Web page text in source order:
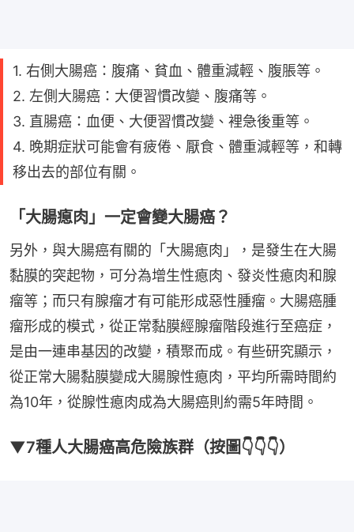
1. 右側大腸癌：腹痛、貧血、體重減輕、腹脹等。
2. 左側大腸癌：大便習慣改變、腹痛等。
3. 直腸癌：血便、大便習慣改變、裡急後重等。
4. 晚期症狀可能會有疲倦、厭食、體重減輕等，和轉
移出去的部位有關。
「大腸瘜肉」一定會變大腸癌？
另外，與大腸癌有關的「大腸瘜肉」，是發生在大腸
黏膜的突起物，可分為增生性瘜肉、發炎性瘜肉和腺
瘤等；而只有腺瘤才有可能形成惡性腫瘤。大腸癌腫
瘤形成的模式，從正常黏膜經腺瘤階段進行至癌症，
是由一連串基因的改變，積聚而成。有些研究顯示，
從正常大腸黏膜變成大腸腺性瘜肉，平均所需時間約
為10年，從腺性瘜肉成為大腸癌則約需5年時間。
▼7種人大腸癌高危險族群（按圖👇👇👇）